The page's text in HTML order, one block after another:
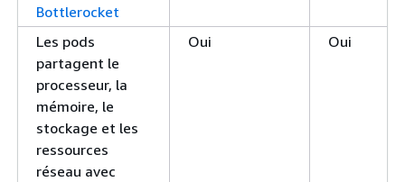
Bottlerocket
Les pods
partagent le
processeur, la
mémoire, le
stockage et les
ressources
réseau avec
Oui Oui